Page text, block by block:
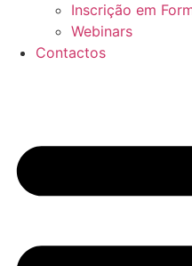
Inscrição em
Webinars
Contactos